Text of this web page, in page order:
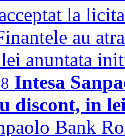
la
au
lei anuntata
Intesa
discont, in
Bank